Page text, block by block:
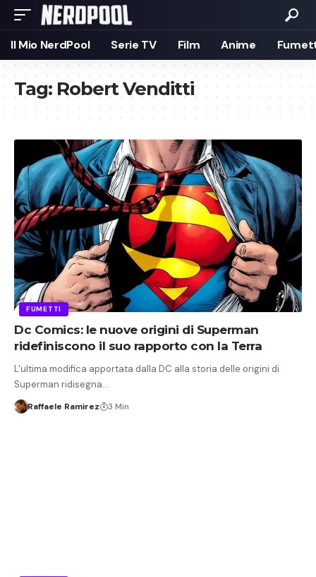
Il Mio NerdPool Serie TV Film Anime
Tag: Robert Venditti
FUMETTI
Dc Comics: le nuove origini di Superman
ridefiniscono il suo rapporto con la Terra
L'ultima modifica apportata dalla DC alla storia delle origini di
Superman ridisegna…
Raffaele Ramirez 3 Min